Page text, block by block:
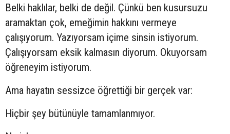
Belki haklılar, belki de değil. Çünkü ben kusursuzu
aramaktan çok, emeğimin hakkını vermeye
çalışıyorum. Yazıyorsam içime sinsin istiyorum.
Çalışıyorsam eksik kalmasın diyorum. Okuyorsam
öğreneyim istiyorum.
Ama hayatın sessizce öğrettiği bir gerçek var:
Hiçbir şey bütünüyle tamamlanmıyor.